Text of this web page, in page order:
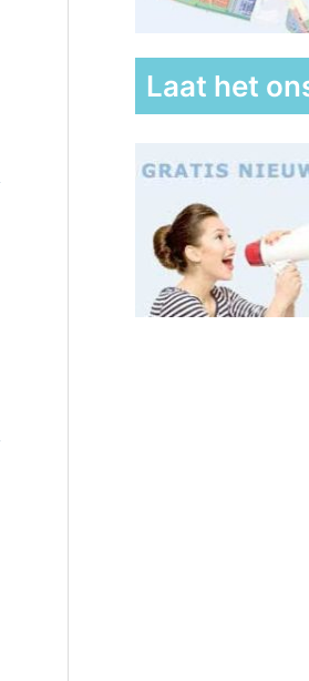
Laat het